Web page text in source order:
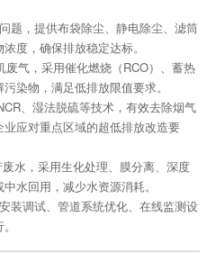
题，提供布袋除尘、静电除尘、滤筒
度，确保排放稳定达标。
气，采用催化燃烧（RCO）、蓄热
染物，满足低排放限值要求。
、湿法脱硫等技术，有效去除烟气
应对重点区域的超低排放改造要
水，采用生化处理、膜分离、深度
水回用，减少水资源消耗。
装调试、管道系统优化、在线监测设